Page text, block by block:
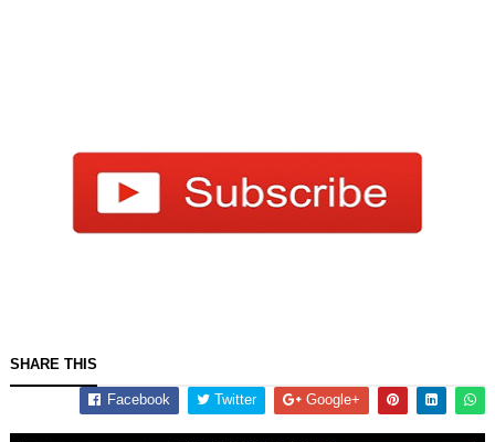
SHARE THIS
Facebook Twitter Google+